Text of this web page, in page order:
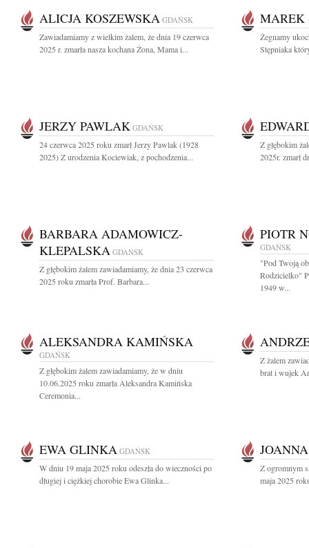
ALICJA KOSZEWSKA GDAŃSK
Zawiadamiamy z wielkim żalem, że dnia 19 czerwca
2025 r. zmarła nasza kochana Żona, Mama i...
MAREK
Żegnamy
Stępniaka
JERZY PAWLAK GDAŃSK
24 czerwca 2025 roku zmarł Jerzy Pawlak (1928
2025) Z urodzenia Kociewiak, z pochodzenia...
Z głębokim
2025r. zmarł
BARBARA ADAMOWICZ-
KLEPALSKA GDAŃSK
Z głębokim żalem zawiadamiamy, że dnia 23 czerwca
2025 roku zmarła Prof. Barbara...
PIOTR
GDAŃSK
"Pod Twoją
Rodzicielko"
1949 w...
ALEKSANDRA KAMIŃSKA
GDAŃSK
Z głębokim żalem zawiadamiamy, że w dniu
10.06.2025 roku zmarła Aleksandra Kamińska
Ceremonia...
Z żalem
brat i wujek
EWA GLINKA GDAŃSK
W dniu 19 maja 2025 roku odeszła do wieczności po
długiej i ciężkiej chorobie Ewa Glinka...
Z ogromnym
maja 2025